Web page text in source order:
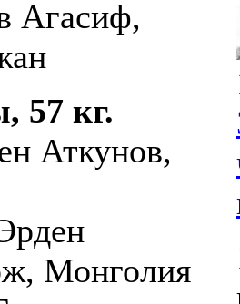
Агасиф,
57 кг.
Аткунов,
Монголия